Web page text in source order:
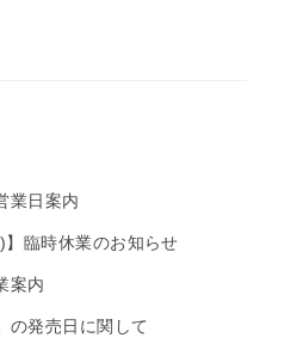
業日案内
】臨時休業のお知らせ
案内
の発売日に関して